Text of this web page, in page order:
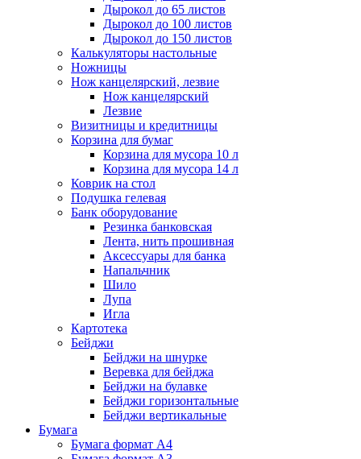
Дырокол до 65 листов
Дырокол до 100 листов
Дырокол до 150 листов
Калькуляторы настольные
Ножницы
Нож канцелярский, лезвие
Нож канцелярский
Лезвие
Визитницы и кредитницы
Корзина для бумаг
Корзина для мусора 10 л
Корзина для мусора 14 л
Коврик на стол
Подушка гелевая
Банк оборудование
Резинка банковская
Лента, нить прошивная
Аксессуары для банка
Напальчник
Шило
Лупа
Игла
Картотека
Бейджи
Бейджи на шнурке
Веревка для бейджа
Бейджи на булавке
Бейджи горизонтальные
Бейджи вертикальные
Бумага
Бумага формат А4